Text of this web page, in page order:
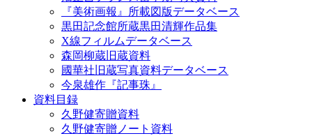
『美術画報』所載図版データベース
黒田記念館所蔵黒田清輝作品集
X線フィルムデータベース
森岡柳蔵旧蔵資料
國華社旧蔵写真資料データベース
今泉雄作『記事珠』
資料目録
久野健寄贈資料
久野健寄贈ノート資料